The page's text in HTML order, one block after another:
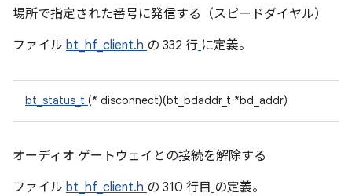
場所で指定された番号に発信する（スピードダイヤル）
ファイル bt_hf_client.h の 332 行 に定義。
bt_status_t (* disconnect)(bt_bdaddr_t *bd_addr)
オーディオ ゲートウェイとの接続を解除する
ファイル bt_hf_client.h の 310 行目 の定義。